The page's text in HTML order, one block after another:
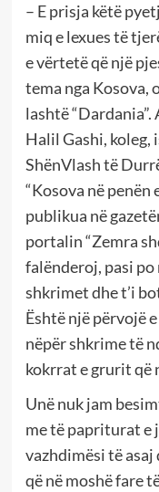
– E prisja këtë
miq e lexues të
e vërtetë që një
tema nga Kosova,
lashtë
Halil Gashi, koleg,
ShënVlash të
“Kosova në
publikua në
portalin “Zemra
falënderoj, pasi
shkrimet dhe t’i
Është një përvojë
nëpër shkrime të
kokrrat e grurit që
Unë nuk jam
me të papriturat e
vazhdimësi të asaj
që në moshë fare